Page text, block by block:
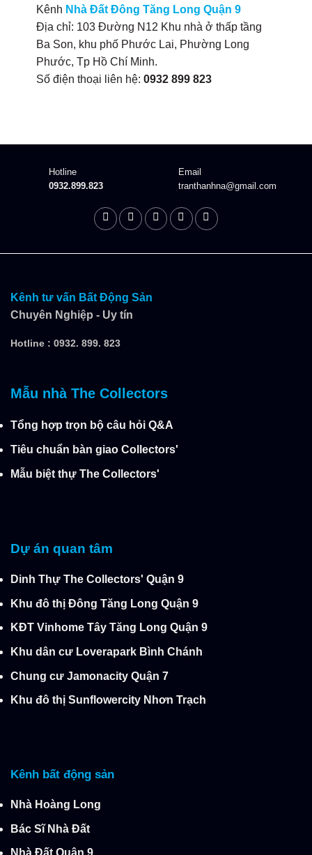
Kênh Nhà Đất Đông Tăng Long Quận 9
Địa chỉ: 103 Đường N12 Khu nhà ở thấp tầng
Ba Son, khu phố Phước Lai, Phường Long
Phước, Tp Hồ Chí Minh.
Số điện thoại liên hệ: 0932 899 823
Hotline
0932.899.823
Email
tranthanhna@gmail.com
Kênh tư vấn Bất Động Sản
Chuyên Nghiệp - Uy tín
Hotline : 0932. 899. 823
Mẫu nhà The Collectors
Tổng hợp trọn bộ câu hỏi Q&A
Tiêu chuẩn bàn giao Collectors'
Mẫu biệt thự The Collectors'
Dự án quan tâm
Dinh Thự The Collectors' Quận 9
Khu đô thị Đông Tăng Long Quận 9
KĐT Vinhome Tây Tăng Long Quận 9
Khu dân cư Loverapark Bình Chánh
Chung cư Jamonacity Quận 7
Khu đô thị Sunflowercity Nhơn Trạch
Kênh bất động sản
Nhà Hoàng Long
Bác Sĩ Nhà Đất
Nhà Đất Quận 9